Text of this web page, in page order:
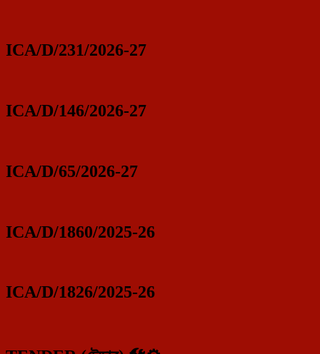
ICA/D/231/2026-27
ICA/D/146/2026-27
ICA/D/65/2026-27
ICA/D/1860/2025-26
ICA/D/1826/2025-26